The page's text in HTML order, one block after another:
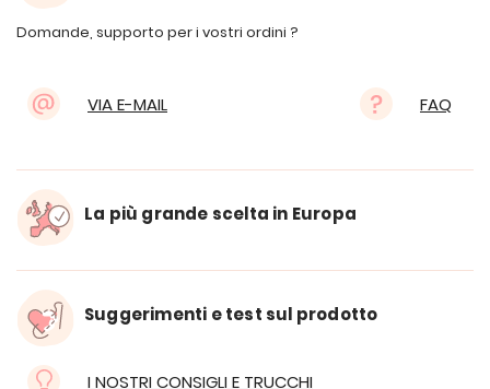
Domande, supporto per i vostri ordini ?
VIA E-MAIL FAQ
La più grande scelta in Europa
Suggerimenti e test sul prodotto
I NOSTRI CONSIGLI E TRUCCHI